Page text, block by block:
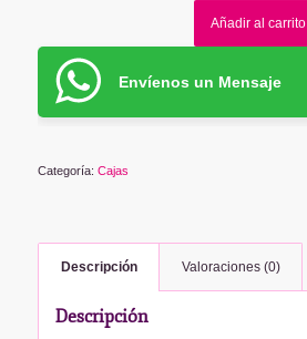
Añadir al carrito
Envíenos un Mensaje
Categoría: Cajas
Descripción Valoraciones (0)
Descripción